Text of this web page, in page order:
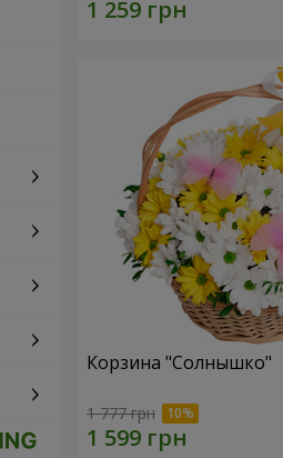
Корзина "Солнышко"
1 777 грн